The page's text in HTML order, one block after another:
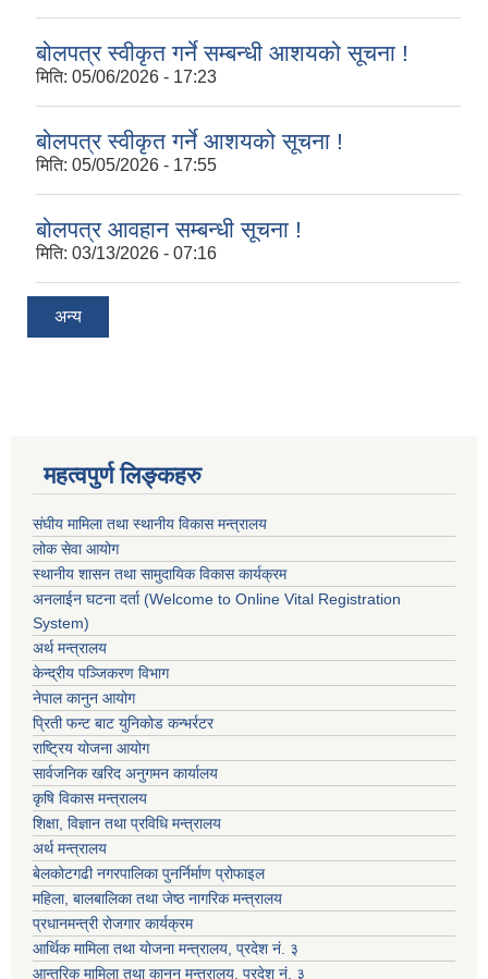
बोलपत्र स्वीकृत गर्ने सम्बन्धी आशयको सूचना !
मिति: 05/06/2026 - 17:23
बोलपत्र स्वीकृत गर्ने आशयको सूचना !
मिति: 05/05/2026 - 17:55
बोलपत्र आवहान सम्बन्धी सूचना !
मिति: 03/13/2026 - 07:16
अन्य
महत्वपुर्ण लिङ्कहरु
संघीय मामिला तथा स्थानीय विकास मन्त्रालय
लोक सेवा आयोग
स्थानीय शासन तथा सामुदायिक विकास कार्यक्रम
अनलाईन घटना दर्ता (Welcome to Online Vital Registration
System)
अर्थ मन्त्रालय
केन्द्रीय पञ्जिकरण विभाग
नेपाल कानुन आयोग
प्रिती फन्ट बाट युनिकोड कन्भर्रटर
राष्ट्रिय योजना आयोग
सार्वजनिक खरिद अनुगमन कार्यालय
कृषि विकास मन्त्रालय
शिक्षा, विज्ञान तथा प्रविधि मन्त्रालय
अर्थ मन्त्रालय
बेलकोटगढी नगरपालिका पुनर्निर्माण प्रोफाइल
महिला, बालबालिका तथा जेष्ठ नागरिक मन्त्रालय
प्रधानमन्त्री रोजगार कार्यक्रम
आर्थिक मामिला तथा योजना मन्त्रालय, प्रदेश नं. ३
आन्तरिक मामिला तथा कानुन मन्त्रालय, प्रदेश नं. ३